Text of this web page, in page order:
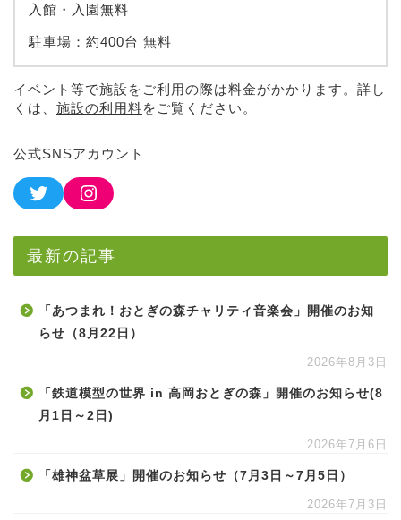
入館・入園無料
駐車場：約400台 無料
イベント等で施設をご利用の際は料金がかかります。詳し
くは、 施設の利用料をご覧ください。
公式SNSアカウント
最新の記事
「あつまれ！おとぎの森チャリティ音楽会」開催のお知
らせ（8月22日）
2026年8月3日
「鉄道模型の世界 in 高岡おとぎの森」開催のお知らせ(8
月1日～2日)
2026年7月6日
「雄神盆草展」開催のお知らせ（7月3日～7月5日）
2026年7月3日